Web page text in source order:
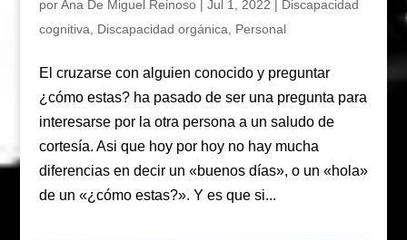
porAna De Miguel Reinoso| Jul 1, 2022 | Discapacidad
cognitiva
Discapacidad orgánica Personal
El cruzarse con alguien conocido y preguntar
¿cómo estas? ha pasado de ser una pregunta para
interesarse por la otra persona a un saludo de
cortesía. Asi que hoy por hoy no hay mucha
diferencias en decir un «buenos días», o un «hola»
de un «¿cómo estas?». Y es que si...